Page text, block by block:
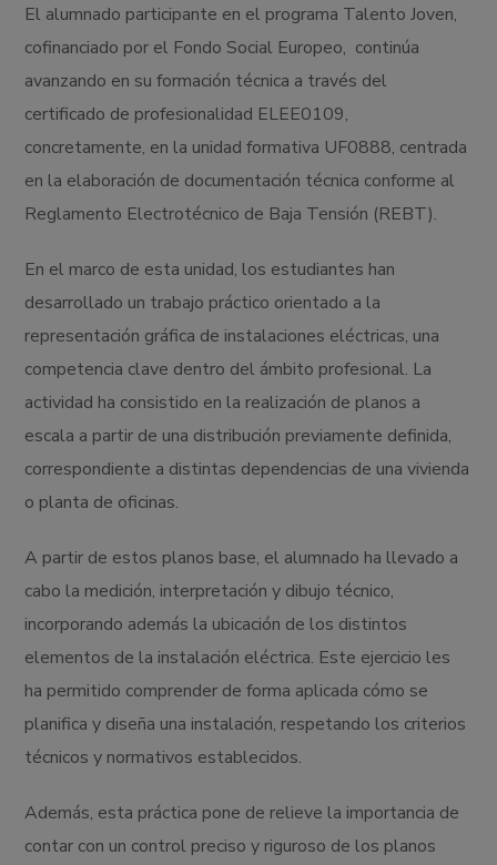
El alumnado participante en el programa Talento Joven,
cofinanciado por el Fondo Social Europeo, continúa
avanzando en su formación técnica a través del
certificado de profesionalidad ELEE0109,
concretamente, en la unidad formativa UF0888, centrada
en la elaboración de documentación técnica conforme al
Reglamento Electrotécnico de Baja Tensión (REBT).
En el marco de esta unidad, los estudiantes han
desarrollado un trabajo práctico orientado a la
representación gráfica de instalaciones eléctricas, una
competencia clave dentro del ámbito profesional. La
actividad ha consistido en la realización de planos a
escala a partir de una distribución previamente definida,
correspondiente a distintas dependencias de una vivienda
o planta de oficinas.
A partir de estos planos base, el alumnado ha llevado a
cabo la medición, interpretación y dibujo técnico,
incorporando además la ubicación de los distintos
elementos de la instalación eléctrica. Este ejercicio les
ha permitido comprender de forma aplicada cómo se
planifica y diseña una instalación, respetando los criterios
técnicos y normativos establecidos.
Además, esta práctica pone de relieve la importancia de
contar con un control preciso y riguroso de los planos